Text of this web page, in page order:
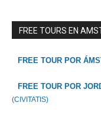
FREE TOURS EN
FREE TOUR POR
FREE TOUR POR
(CIVITATIS)